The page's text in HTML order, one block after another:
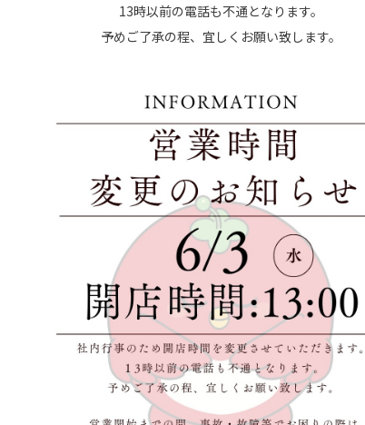
13時以前の電話も不通となります。
予めご了承の程、宜しくお願い致します。